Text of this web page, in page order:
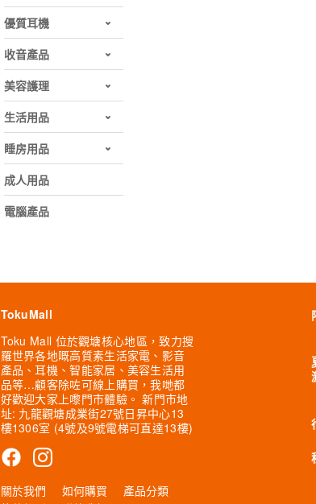
優質耳機
收音產品
美容護理
生活用品
睡房用品
成人用品
電腦產品
TokuMall
Toku Mall 位於觀塘核心地區，致力搜
羅世界各地嘅高質素生活家電、影音
產品、耳機、智能家居、美容生活用
品等…顧客除咗可線上購買，我哋都
好歡迎大家上嚟門市體驗。 新門市地
址: 九龍觀塘成業街27號日昇中心13
樓1306室 (4號及9號電梯可直達13樓)
關於我們 如何購買
產品分類